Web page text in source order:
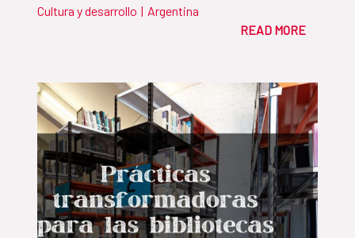
Cultura y desarrollo | Argentina
READ MORE